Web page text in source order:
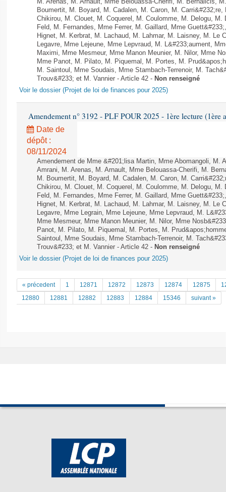
M. Arenas, M. Arnault, Mme Belouassa-Cherifi, M. Bernalicis,
Boumertit, M. Boyard, M. Cadalen, M. Caron, M.
Chikirou, M. Clouet, M. Coquerel, M. Coulomme, M. Delogu, M.
Feld, M. Fernandes, Mme Ferrer, M. Gaillard, Mme
Hignet, M. Kerbrat, M. Lachaud, M. Lahmar, M. Laisney, M. Le
Legavre, Mme Lejeune, Mme Lepvraud, M. L&#233;aument,
Maximi, Mme Mesmeur, Mme Manon Meunier, M. Nilor, Mme
Mme Panot, M. Pilato, M. Piquemal, M. Portes, M.
M. Saintoul, Mme Soudais, Mme Stambach-Terrenoir, M.
Trouv&#233; et M. Vannier - Article 42 - Non renseigné
Voir le dossier (Projet de loi de finances pour 2025)
Amendement n° 3192 - PLF POUR 2025 - 1ère lecture (1ère
Date de
dépôt :
08/11/2024
Amendement de Mme &#201;lisa Martin, Mme Abomangoli, M.
Amrani, M. Arenas, M. Arnault, Mme Belouassa-Cherifi, M.
M. Boumertit, M. Boyard, M. Cadalen, M. Caron, M.
Chikirou, M. Clouet, M. Coquerel, M. Coulomme, M. Delogu, M.
Feld, M. Fernandes, Mme Ferrer, M. Gaillard, Mme
Hignet, M. Kerbrat, M. Lachaud, M. Lahmar, M. Laisney, M. Le
Legavre, Mme Legrain, Mme Lejeune, Mme Lepvraud, M.
Mme Mesmeur, Mme Manon Meunier, M. Nilor, Mme
Panot, M. Pilato, M. Piquemal, M. Portes, M.
Saintoul, Mme Soudais, Mme Stambach-Terrenoir, M.
Trouv&#233; et M. Vannier - Article 42 - Non renseigné
Voir le dossier (Projet de loi de finances pour 2025)
« précedent 1 12871 12872 12873 12874 12875
12880
12881 12882 12883 12884 15346 suivant »